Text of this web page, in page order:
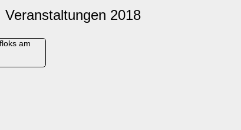
Veranstaltungen 2018
am